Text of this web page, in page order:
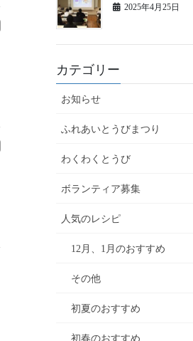
2025年4月25日
カテゴリー
お知らせ
ふれあいとうびまつり
わくわくとうび
ボランティア募集
人気のレシピ
12月、1月のおすすめ
その他
初夏のおすすめ
初春のおすすめ